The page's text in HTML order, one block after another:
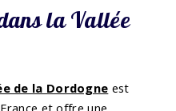
la Vallée
de la Dordogne est
et offre une